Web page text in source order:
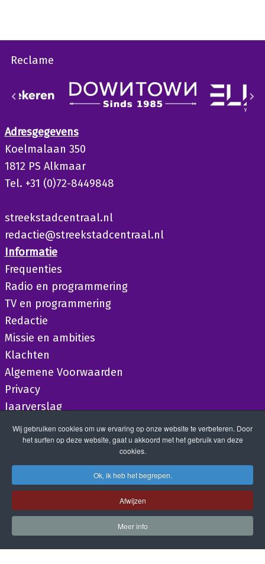
Reclame
Adresgegevens
Koelmalaan 350
1812 PS Alkmaar
Tel. +31 (0)72-8449848
streekstadcentraal.nl
redactie@streekstadcentraal.nl
Informatie
Frequenties
Radio en programmering
TV en programmering
Redactie
Missie en ambities
Klachten
Algemene Voorwaarden
Privacy
Jaarverslag
Wij gebruiken cookies om uw ervaring op onze website te verbeteren. Door
het surfen op deze website, gaat u akkoord met het gebruik van deze
cookies.
Ok, ik heb het begrepen.
Afwijzen
Meer info